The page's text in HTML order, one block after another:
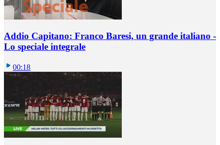
Addio Capitano: Franco Baresi, un grande italiano -
Lo speciale integrale
00:18